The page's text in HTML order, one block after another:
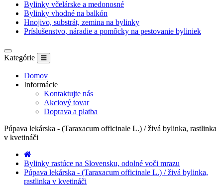
Bylinky včelárske a medonosné
Bylinky vhodné na balkón
Hnojivo, substrát, zemina na bylinky
Príslušenstvo, náradie a pomôcky na pestovanie byliniek
Kategórie
Domov
Informácie
Kontaktujte nás
Akciový tovar
Doprava a platba
Púpava lekárska - (Taraxacum officinale L.) / živá bylinka, rastlinka
v kvetináči
Bylinky rastúce na Slovensku, odolné voči mrazu
Púpava lekárska - (Taraxacum officinale L.) / živá bylinka,
rastlinka v kvetináči